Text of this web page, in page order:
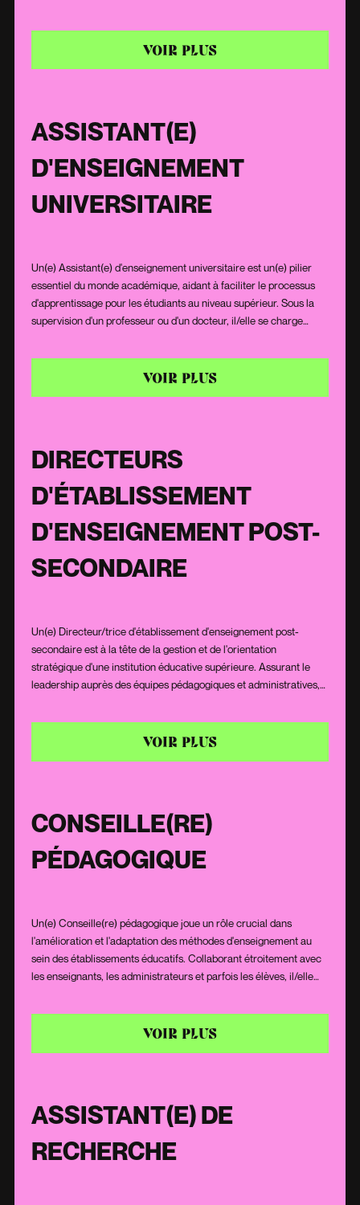
œuvre des initiatives visant à soutenir et renforcer la qualité de
l'enseignement. Son rôle s'étend de la formation continue des
VOIR PLUS
ASSISTANT(E)
D'ENSEIGNEMENT
UNIVERSITAIRE
Un(e) Assistant(e) d'enseignement universitaire est un(e) pilier
essentiel du monde académique, aidant à faciliter le processus
d'apprentissage pour les étudiants au niveau supérieur. Sous la
supervision d'un professeur ou d'un docteur, il/elle se charge
travaux dirigés ou des laboratoires, et de l'évaluation des travaux
étudiants. Doté(e) d'une passion pour la pédagogie et d'une
VOIR PLUS
DIRECTEURS
D'ÉTABLISSEMENT
D'ENSEIGNEMENT POST-
SECONDAIRE
Un(e) Directeur/trice d'établissement d'enseignement post-
secondaire est à la tête de la gestion et de l'orientation
stratégique d'une institution éducative supérieure. Assurant le
leadership auprès des équipes pédagogiques et administratives,
qualité, stimulant et adapté aux enjeux contemporains. Fort(e)
d'une vision claire et d'un engagement profond pour l'éducation,
VOIR PLUS
CONSEILLE(RE)
PÉDAGOGIQUE
Un(e) Conseille(re) pédagogique joue un rôle crucial dans
l'amélioration et l'adaptation des méthodes d'enseignement au
sein des établissements éducatifs. Collaborant étroitement avec
les enseignants, les administrateurs et parfois les élèves, il/elle
l'expérience d'apprentissage. Grâce à une solide connaissance
des théories éducatives et des tendances pédagogiques, il/elle
VOIR PLUS
ASSISTANT(E) DE
RECHERCHE